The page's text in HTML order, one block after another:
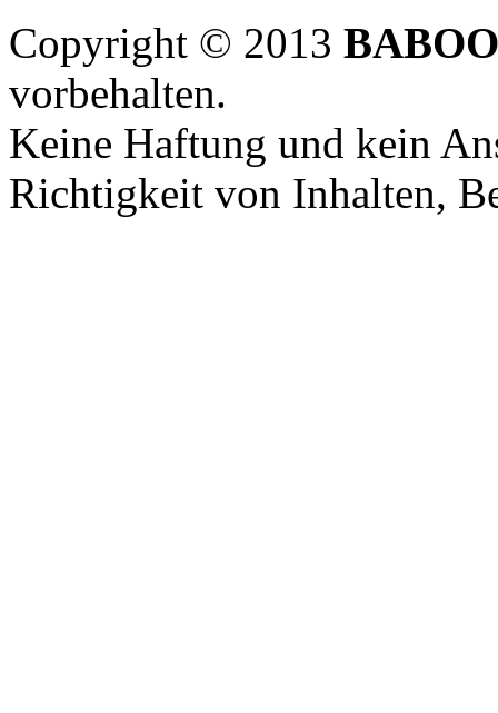
Copyright © 2013
vorbehalten.
Keine Haftung und kein
Richtigkeit von Inhalten,